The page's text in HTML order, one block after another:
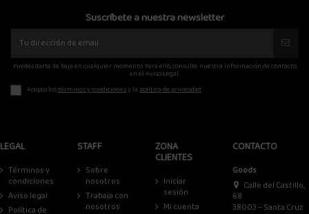
Suscríbete a nuestra newsletter
Puedes darte de baja en cualquier momento. Para ello, consulte nuestra información de contacto
en el Aviso Legal.
Acepto lostérminos y condicionesy la política de privacidad
LEGAL
Términos y
condiciones
Aviso legal
Política de
STAFF
Sobre
nosotros
Trabaja con
nosotros
ZONA
CLIENTES
Iniciar
sesión
Mi cuenta
CONTACTO
Goods
Calle del Castillo,
68
38003 – Santa Cruz